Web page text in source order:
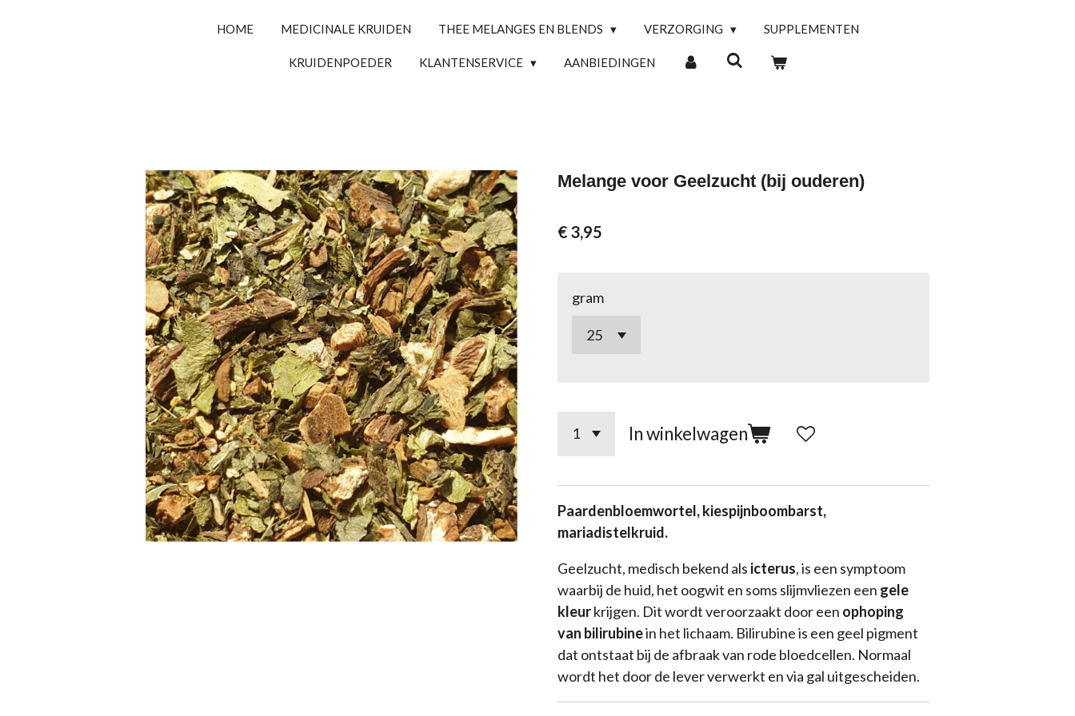
HOME MEDICINALE KRUIDEN THEE MELANGES EN BLENDS VERZORGING SUPPLEMENTEN
KRUIDENPOEDER KLANTENSERVICE AANBIEDINGEN
Melange voor Geelzucht (bij ouderen)
€ 3,95
gram
In winkelwagen
Paardenbloemwortel, kiespijnboombarst,
mariadistelkruid.
Geelzucht, medisch bekend als icterus, is een symptoom
waarbij de huid, het oogwit en soms slijmvliezen een gele
kleurkrijgen. Dit wordt veroorzaakt door een ophoping
van bilirubinein het lichaam. Bilirubine is een geel pigment
dat ontstaat bij de afbraak van rode bloedcellen. Normaal
wordt het door de lever verwerkt en via gal uitgescheiden.